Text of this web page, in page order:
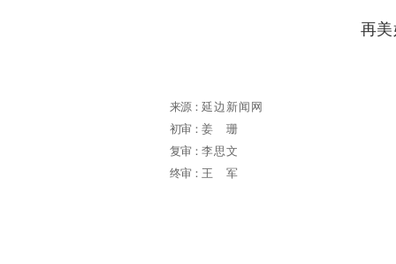
再
来源： 延边新闻网
初审： 姜珊
复审： 李思文
终审： 王军